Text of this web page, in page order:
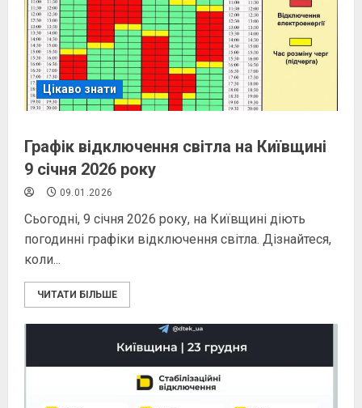
Цікаво знати
Графік відключення світла на Київщині
9 січня 2026 року
09.01.2026
Сьогодні, 9 січня 2026 року, на Київщині діють
погодинні графіки відключення світла. Дізнайтеся,
коли...
ЧИТАТИ БІЛЬШЕ